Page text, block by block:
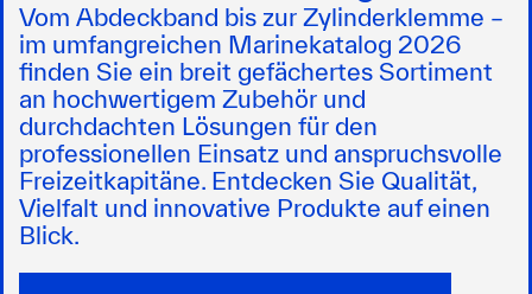
Vom Abdeckband bis zur Zylinderklemme –
im umfangreichen Marinekatalog 2026
finden Sie ein breit gefächertes Sortiment
an hochwertigem Zubehör und
durchdachten Lösungen für den
professionellen Einsatz und anspruchsvolle
Freizeitkapitäne. Entdecken Sie Qualität,
Vielfalt und innovative Produkte auf einen
Blick.